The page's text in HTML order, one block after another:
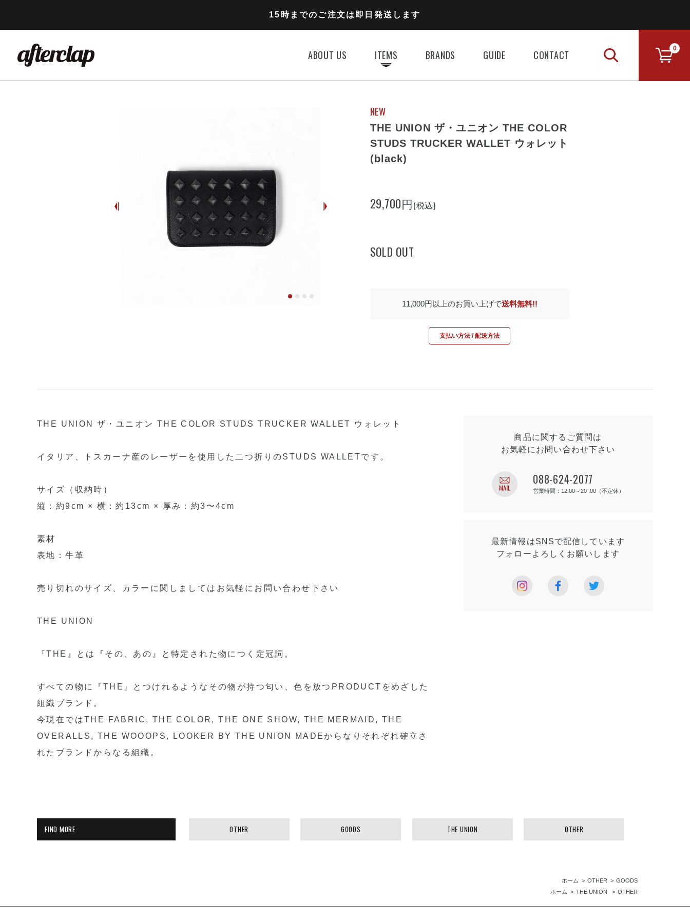
15時までのご注文は即日発送します
ABOUT US ITEMS BRANDS GUIDE CONTACT
0
NEW
THE UNION ザ・ユニオン THE COLOR
STUDS TRUCKER WALLET ウォレット
(black)
29,700円(税込)
SOLD OUT
11,000円以上のお買い上げで送料無料!!
支払い方法 / 配送方法
THE UNION ザ・ユニオン THE COLOR STUDS TRUCKER WALLET ウォレット
イタリア、トスカーナ産のレーザーを使用した二つ折りのSTUDS WALLETです。
サイズ（収納時）
縦：約9cm × 横：約13cm × 厚み：約3〜4cm
素材
表地：牛革
売り切れのサイズ、カラーに関しましてはお気軽にお問い合わせ下さい
THE UNION
『THE』とは『その、あの』と特定された物につく定冠詞。
すべての物に『THE』とつけれるようなその物が持つ匂い、色を放つPRODUCTをめざした
組織ブランド。
今現在ではTHE FABRIC, THE COLOR, THE ONE SHOW, THE MERMAID, THE
OVERALLS, THE WOOOPS, LOOKER BY THE UNION MADEからなりそれぞれ確立さ
れたブランドからなる組織。
商品に関するご質問は
お気軽にお問い合わせ下さい
088-624-2077
営業時間：12:00～20 :00（不定休）
最新情報はSNSで配信しています
フォローよろしく お願いします
FIND MORE OTHER GOODS THE UNION OTHER
ホーム OTHER
GOODS
ホーム
THE UNION OTHER